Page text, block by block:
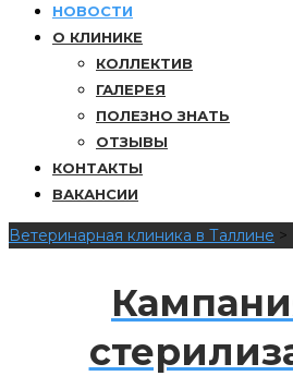
НОВОСТИ
О КЛИНИКЕ
КОЛЛЕКТИВ
ГАЛЕРЕЯ
ПОЛЕЗНО ЗНАТЬ
ОТЗЫВЫ
КОНТАКТЫ
ВАКАНСИИ
Ветеринарная клиника в Таллине >